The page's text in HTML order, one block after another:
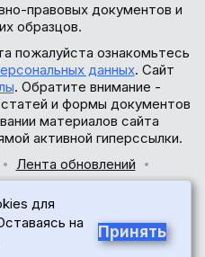
правовых документов и
образцов.
пожалуйста ознакомьтесь
данных. Сайт
. Обратите внимание -
и формы документов
материалов сайта
активной гиперссылки.
Лента обновлений
2026
для
на
Принять